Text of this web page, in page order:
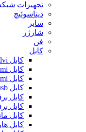
تجهیزات
دیتاسوئیچ
سایر
شارژر
فن
کابل
کابل dvi
کابل hdmi
کابل hdmi پی نت گلد
کابل usb
کابل
کابل
کابل
کابل